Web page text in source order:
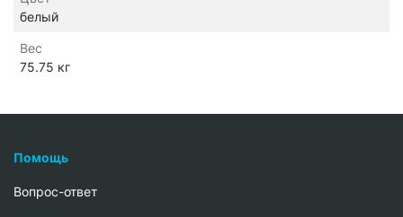
белый
Вес
75.75 кг
Помощь
Вопрос-ответ